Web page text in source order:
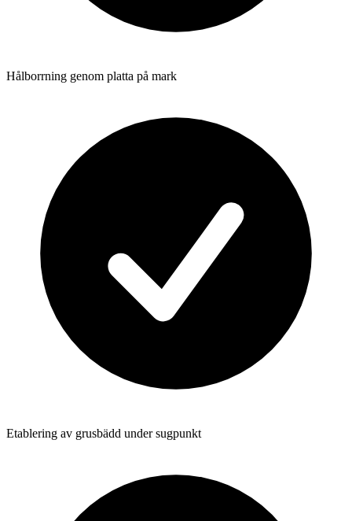
Hålborrning genom platta på mark
Etablering av grusbädd under sugpunkt